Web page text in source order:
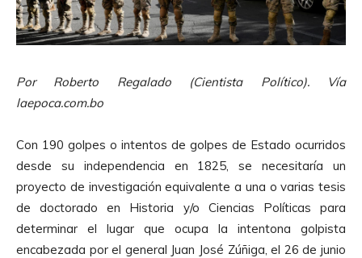
Por Roberto Regalado (Cientista Político). Vía
laepoca.com.bo
Con 190 golpes o intentos de golpes de Estado ocurridos
desde su independencia en 1825, se necesitaría un
proyecto de investigación equivalente a una o varias tesis
de doctorado en Historia y/o Ciencias Políticas para
determinar el lugar que ocupa la intentona golpista
encabezada por el general Juan José Zúñiga, el 26 de junio